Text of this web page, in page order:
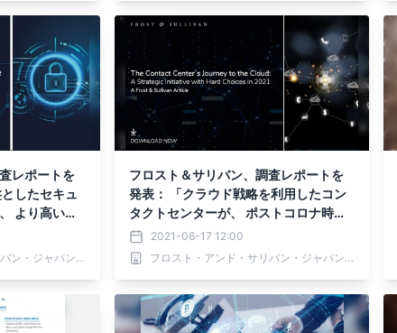
レポートを
したセキュ
より高いサ
」
フロスト・アンド・サリバン・ジャパン 株式会社
フロスト＆サリバン、調査レポートを
発表： 「クラウド戦略を利用したコン
タクトセンターが、 ポストコロナ時代
に優れた顧客体験を提供」
2021-06-17 12:00
フロスト・アンド・サリバン・ジャパン 株式会社